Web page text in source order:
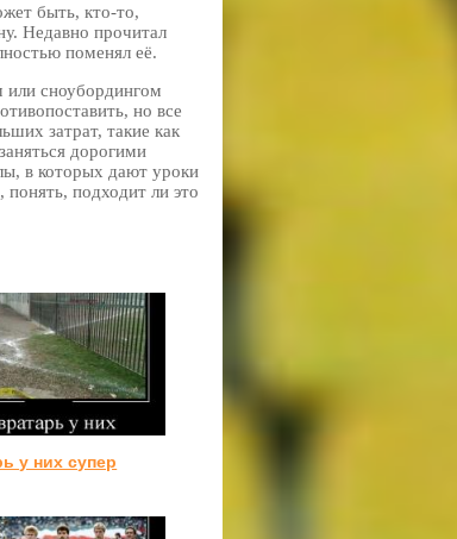
быть, кто-то,
Недавно прочитал
поменял её.
или сноубордингом
но все
затрат, такие как
дорогими
в которых дают уроки
понять, подходит ли это
у них супер